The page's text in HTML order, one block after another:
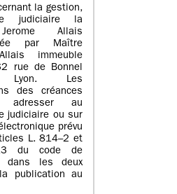
la gestion,
judiciaire la
Allais
par Maître
immeuble
rue de Bonnel
Lyon. Les
des créances
au
judiciaire ou sur
prévu
L. 814–2 et
du code de
dans les deux
publication au